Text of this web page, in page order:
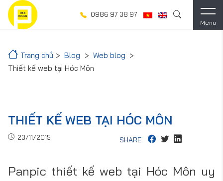
Menu
0986 97 38 97
Trang chủ Blog
Web blog
Thiết kế web tại Hóc Môn
THIẾT KẾ WEB TẠI HÓC MÔN
23/11/2015 SHARE
Panpic thiết kế web tại Hóc Môn uy